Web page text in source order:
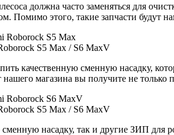
должна часто заменяться для
Помимо этого, такие запчасти будут
S5 Max / S6 MaxV
качественную сменную насадку,
нашего магазина вы получите не
S5 Max / S6 MaxV
насадку, так и другие ЗИП для